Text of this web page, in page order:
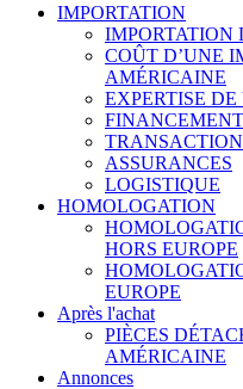
IMPORTATION
IMPORTATION
COÛT D’UNE
AMÉRICAINE
EXPERTISE
FINANCEMENT
ASSURANCES
LOGISTIQUE
HOMOLOGATION
HORS EUROPE
EUROPE
Après l'achat
PIÈCES
AMÉRICAINE
Annonces